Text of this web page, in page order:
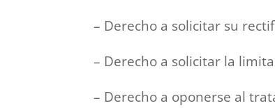
– Derecho a solicitar su
– Derecho a solicitar la
– Derecho a oponerse al